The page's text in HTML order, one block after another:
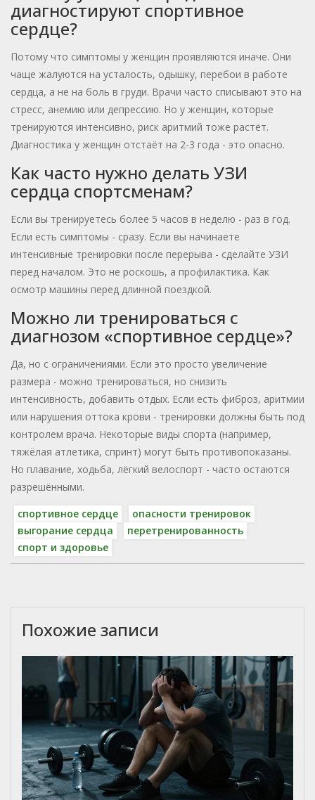
диагностируют спортивное
сердце?
Потому что симптомы у женщин проявляются иначе. Они
чаще жалуются на усталость, одышку, перебои в работе
сердца, а не на боль в груди. Врачи часто списывают это на
стресс, анемию или депрессию. Но у женщин, которые
тренируются интенсивно, риск аритмий тоже растёт.
Диагностика у женщин отстаёт на 2-3 года - это опасно.
Как часто нужно делать УЗИ
сердца спортсменам?
Если вы тренируетесь более 5 часов в неделю - раз в год.
Если есть симптомы - сразу. Если вы начинаете
интенсивные тренировки после перерыва - сделайте УЗИ
перед началом. Это не роскошь, а профилактика. Как
осмотр машины перед длинной поездкой.
Можно ли тренироваться с
диагнозом «спортивное сердце»?
Да, но с ограничениями. Если это просто увеличение
размера - можно тренироваться, но снизить
интенсивность, добавить отдых. Если есть фиброз, аритмии
или нарушения оттока крови - тренировки должны быть под
контролем врача. Некоторые виды спорта (например,
тяжёлая атлетика, спринт) могут быть противопоказаны.
Но плавание, ходьба, лёгкий велоспорт - часто остаются
разрешёнными.
спортивное сердце
опасности тренировок
выгорание сердца
перетренированность
спорт и здоровье
Похожие записи